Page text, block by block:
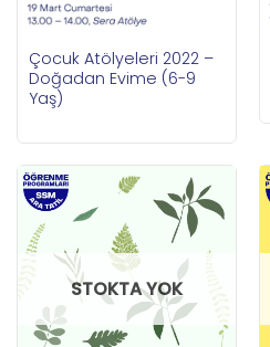
Çocuk Atölyeleri 2022 –
Doğadan Evime (6-9
Yaş)
STOKTA YOK